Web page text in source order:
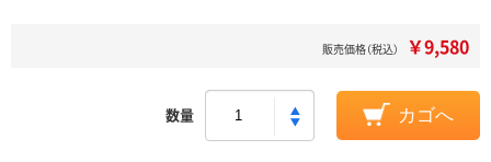
販売価格（税込） ￥9,580
数量 カゴへ